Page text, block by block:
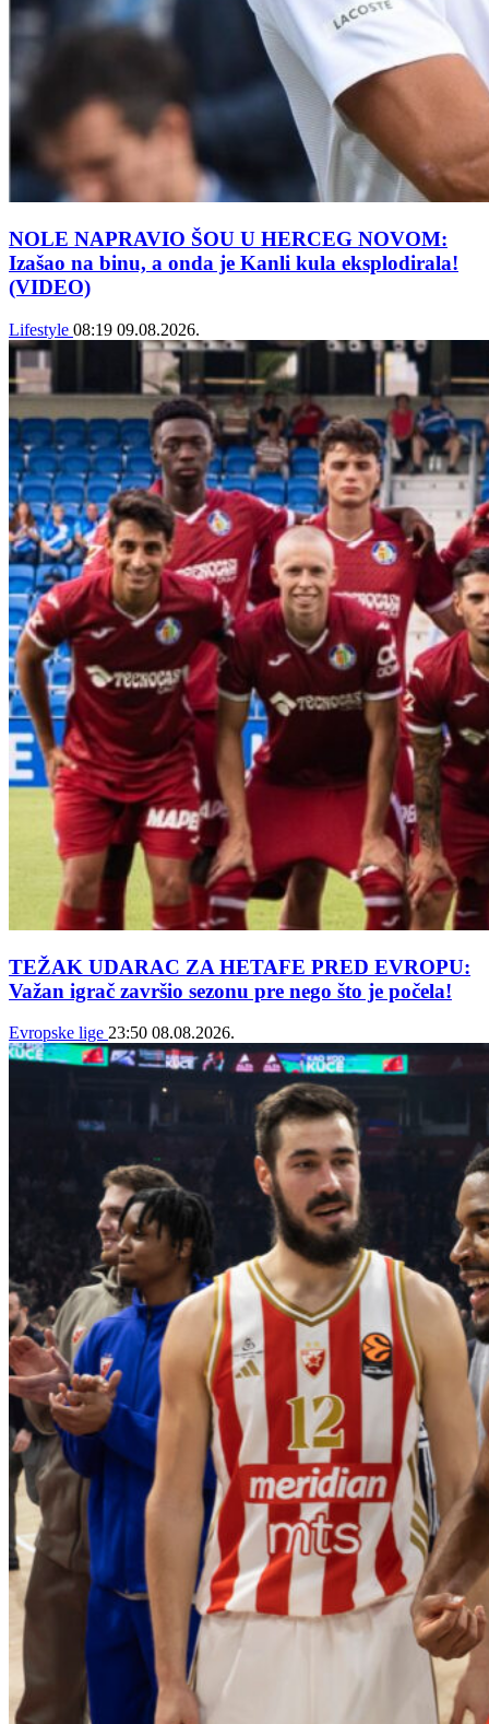
NOLE NAPRAVIO ŠOU U HERCEG NOVOM:
Izašao na binu, a onda je Kanli kula eksplodirala!
(VIDEO)
Lifestyle 08:19 09.08.2026.
TEŽAK UDARAC ZA HETAFE PRED EVROPU:
Važan igrač završio sezonu pre nego što je počela!
Evropske lige 23:50 08.08.2026.